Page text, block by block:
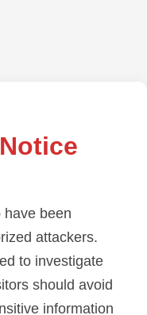
have been
attackers.
to investigate
should avoid
information